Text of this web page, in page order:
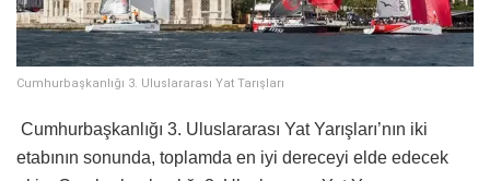
Cumhurbaşkanlığı 3. Uluslararası Yat Tarışları
Cumhurbaşkanlığı 3. Uluslararası Yat Yarışları’nın iki
etabının sonunda, toplamda en iyi dereceyi elde edecek